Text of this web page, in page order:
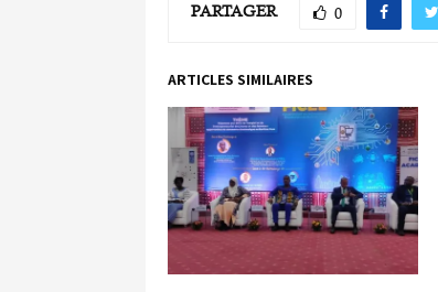
PARTAGER 0
ARTICLES SIMILAIRES